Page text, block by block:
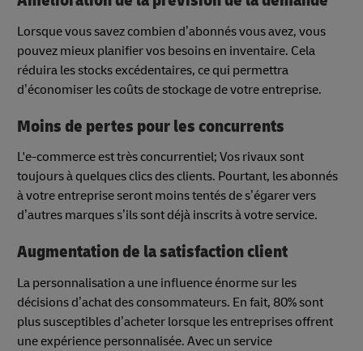
Lorsque vous savez combien d’abonnés vous avez, vous
pouvez mieux planifier vos besoins en inventaire. Cela
réduira les stocks excédentaires, ce qui permettra
d’économiser les coûts de stockage de votre entreprise.
Moins de pertes pour les concurrents
L'e-commerce est très concurrentiel; Vos rivaux sont
toujours à quelques clics des clients. Pourtant, les abonnés
à votre entreprise seront moins tentés de s’égarer vers
d’autres marques s’ils sont déjà inscrits à votre service.
Augmentation de la satisfaction client
La personnalisation a une influence énorme sur les
décisions d’achat des consommateurs. En fait, 80% sont
plus susceptibles d’acheter lorsque les entreprises offrent
une expérience personnalisée. Avec un service